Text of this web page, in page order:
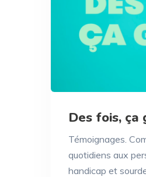
Des fois, ça
Témoignages.
quotidiens aux
handicap et